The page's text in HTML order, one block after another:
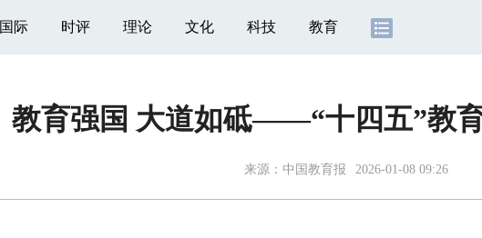
国际 时评 理论 文化 科技 教育
教育强国 大道如砥——“十四五”教
来源： 中国教育报 2026-01-08 09:26